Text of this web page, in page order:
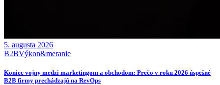
5. augusta 2026
B2BVýkon&meranie
Koniec vojny medzi marketingom a obchodom: Prečo v roku 2026 úspešné
B2B firmy prechádzajú na RevOps